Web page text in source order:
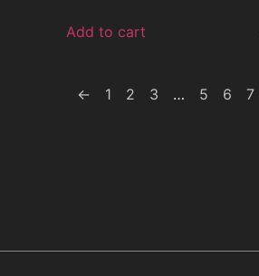
Add to cart
← 1 2 3 … 5 6 7